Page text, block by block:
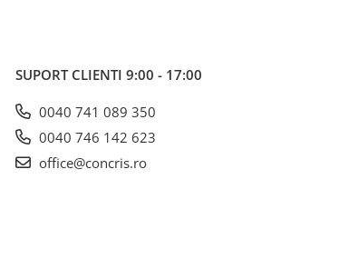
SUPORT CLIENTI 9:00 - 17:00
0040 741 089 350
0040 746 142 623
office@concris.ro